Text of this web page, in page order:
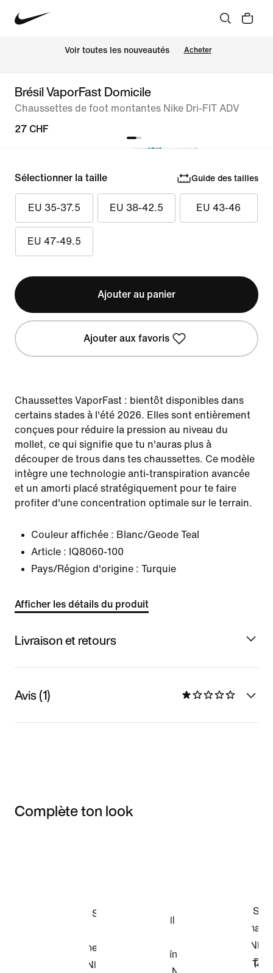
Voir toutes les nouveautés Acheter
Brésil VaporFast Domicile
Chaussettes de foot montantes Nike Dri-FIT ADV
27 CHF
Sélectionner la taille Guide des tailles
EU 35-37.5 EU 38-42.5 EU 43-46
EU 47-49.5
Ajouter au panier
Ajouter aux favoris
Chaussettes VaporFast : bientôt disponibles dans
certains stades à l'été 2026. Elles sont entièrement
conçues pour réduire la pression au niveau du
mollet, ce qui signifie que tu n'auras plus à
découper de trous dans tes chaussettes. Ce modèle
intègre une technologie anti-transpiration avancée
et un amorti placé stratégiquement pour te faire
profiter d'une concentration optimale sur le terrain.
Couleur affichée : Blanc/Geode Teal
Article : IQ8060-100
Pays/Région d'origine : Turquie
Afficher les détails du produit
Livraison et retours
Avis (1)
Complète ton look